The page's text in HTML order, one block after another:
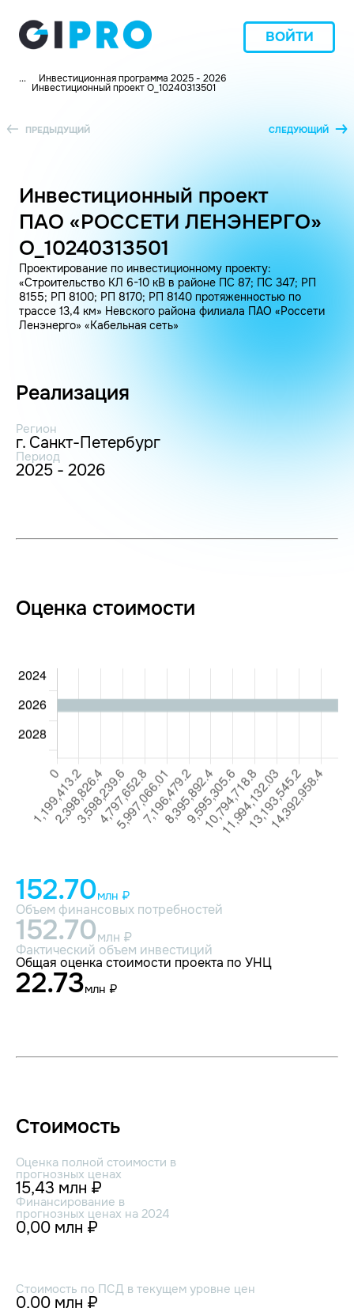
ВОЙТИ
... Инвестиционная программа 2025 - 2026
Инвестиционный проект O_10240313501
ПРЕДЫДУЩИЙ СЛЕДУЮЩИЙ
Инвестиционный проект
ПАО «РОССЕТИ ЛЕНЭНЕРГО»
O_10240313501
Проектирование по инвестиционному проекту:
«Строительство КЛ 6-10 кВ в районе ПС 87; ПС 347; РП
8155; РП 8100; РП 8170; РП 8140 протяженностью по
трассе 13,4 км» Невского района филиала ПАО «Россети
Ленэнерго» «Кабельная сеть»
Реализация
Регион
г. Санкт-Петербург
Период
2025 - 2026
Оценка стоимости
152.70млн ₽
Объем финансовых потребностей
152.70млн ₽
Фактический объем инвестиций
Общая оценка стоимости проекта по УНЦ
22.73млн ₽
Стоимость
Оценка полной стоимости в
прогнозных ценах
15,43 млн ₽
Финансирование в
прогнозных ценах на 2024
0,00 млн ₽
Стоимость по ПСД в текущем уровне цен
0,00 млн ₽